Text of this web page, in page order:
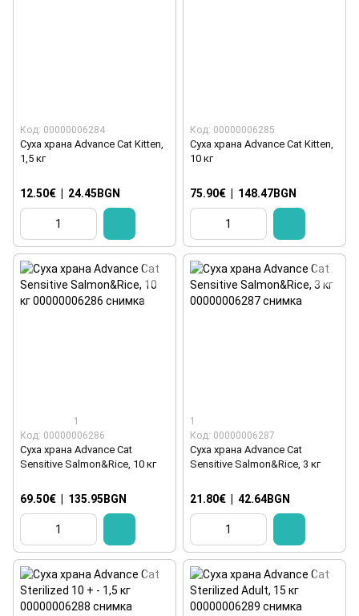
Код: 00000006284
Суха храна Advance Cat Kitten,
1,5 кг
12.50€ 24.45BGN
Код: 00000006285
Суха храна Advance Cat Kitten,
10 кг
75.90€ 148.47BGN
1
Код: 00000006286
Суха храна Advance Cat
Sensitive Salmon&Rice, 10 кг
69.50€ 135.95BGN
1
Код: 00000006287
Суха храна Advance Cat
Sensitive Salmon&Rice, 3 кг
21.80€ 42.64BGN